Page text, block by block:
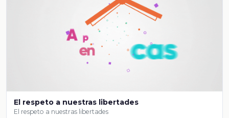
El respeto a nuestras libertades
El respeto a nuestras libertades